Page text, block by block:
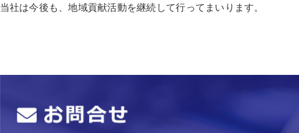
当社は今後も、地域貢献活動を継続して行ってまいります。